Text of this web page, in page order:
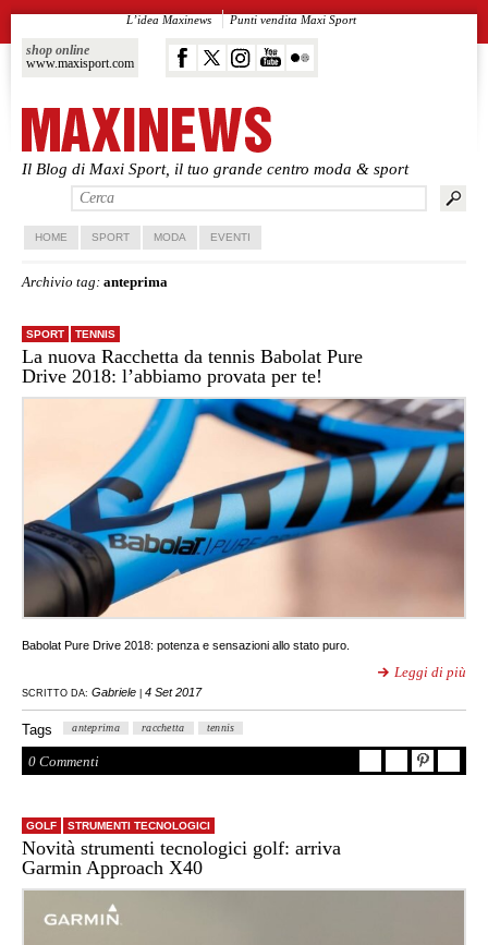
Il Blog di Maxi Sport, il tuo grande centro moda & sport
shop online
www.maxisport.com
L’idea Maxinews Punti vendita Maxi Sport
Vai al contenuto principale
Vai al contenuto secondario
HOME SPORT MODA EVENTI
Archivio tag:anteprima
SPORT TENNIS
La nuova Racchetta da tennis Babolat Pure
Drive 2018: l’abbiamo provata per te!
Babolat Pure Drive 2018: potenza e sensazioni allo stato puro.
Leggi di più
SCRITTO DA: Gabriele 4 Set 2017
Tags anteprima racchetta tennis
0 Commenti
GOLF STRUMENTI TECNOLOGICI
Novità strumenti tecnologici golf: arriva
Garmin Approach X40